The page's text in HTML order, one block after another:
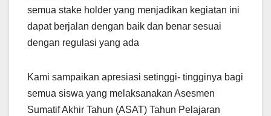
semua stake holder yang menjadikan kegiatan ini
dapat berjalan dengan baik dan benar sesuai
dengan regulasi yang ada
Kami sampaikan apresiasi setinggi- tingginya bagi
semua siswa yang melaksanakan Asesmen
Sumatif Akhir Tahun (ASAT) Tahun Pelajaran